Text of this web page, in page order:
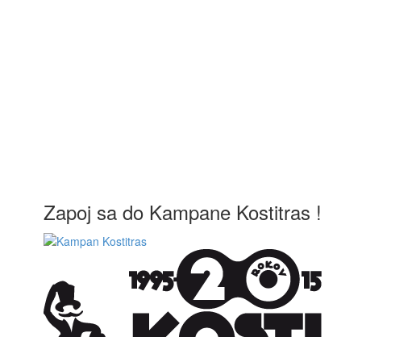
Zapoj sa do Kampane Kostitras !